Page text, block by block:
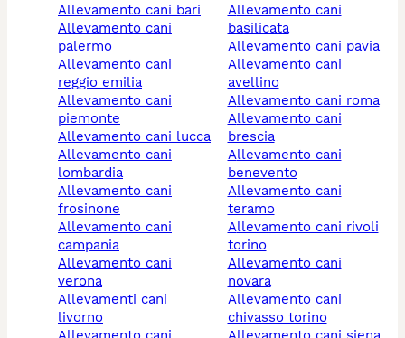
allevamento cani bari
allevamento cani
palermo
allevamento cani
reggio emilia
allevamento cani
piemonte
allevamento cani lucca
allevamento cani
lombardia
allevamento cani
frosinone
allevamento cani
campania
allevamento cani
verona
allevamenti cani
livorno
allevamento cani
basilicata
allevamento cani pavia
allevamento cani
avellino
allevamento cani roma
allevamento cani
brescia
allevamento cani
benevento
allevamento cani
teramo
allevamento cani rivoli
torino
allevamento cani
novara
allevamento cani
chivasso torino